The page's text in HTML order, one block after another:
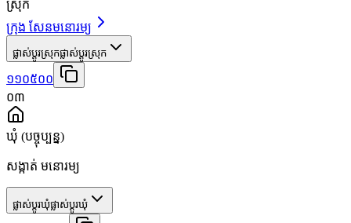
ស្រុក
ក្រុង សែនមនោរម្យ
ផ្លាស់ប្តូរស្រុកផ្លាស់ប្តូរស្រុក
១១០៥០០
០៣
ឃុំ (បច្ចុប្បន្ន)
សង្កាត់ មនោរម្យ
ផ្លាស់ប្តូរឃុំផ្លាស់ប្តូរឃុំ